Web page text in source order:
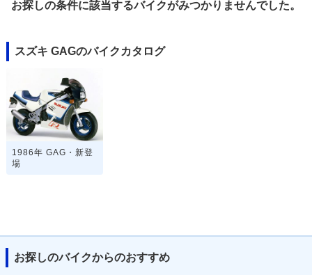
お探しの条件に該当するバイクがみつかりませんでした。
スズキ GAGのバイクカタログ
1986年 GAG・新登
場
お探しのバイクからのおすすめ